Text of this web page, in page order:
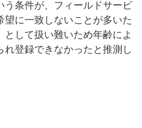
う条件が、フィールドサービ
望に一致しないことが多いた
して扱い難いため年齢によ
れ登録できなかったと推測し